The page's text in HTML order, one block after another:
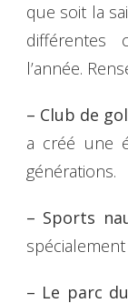
que soit la
différentes
l’année.
– Club de
a créé une
générations.
– Sports
– Le parc